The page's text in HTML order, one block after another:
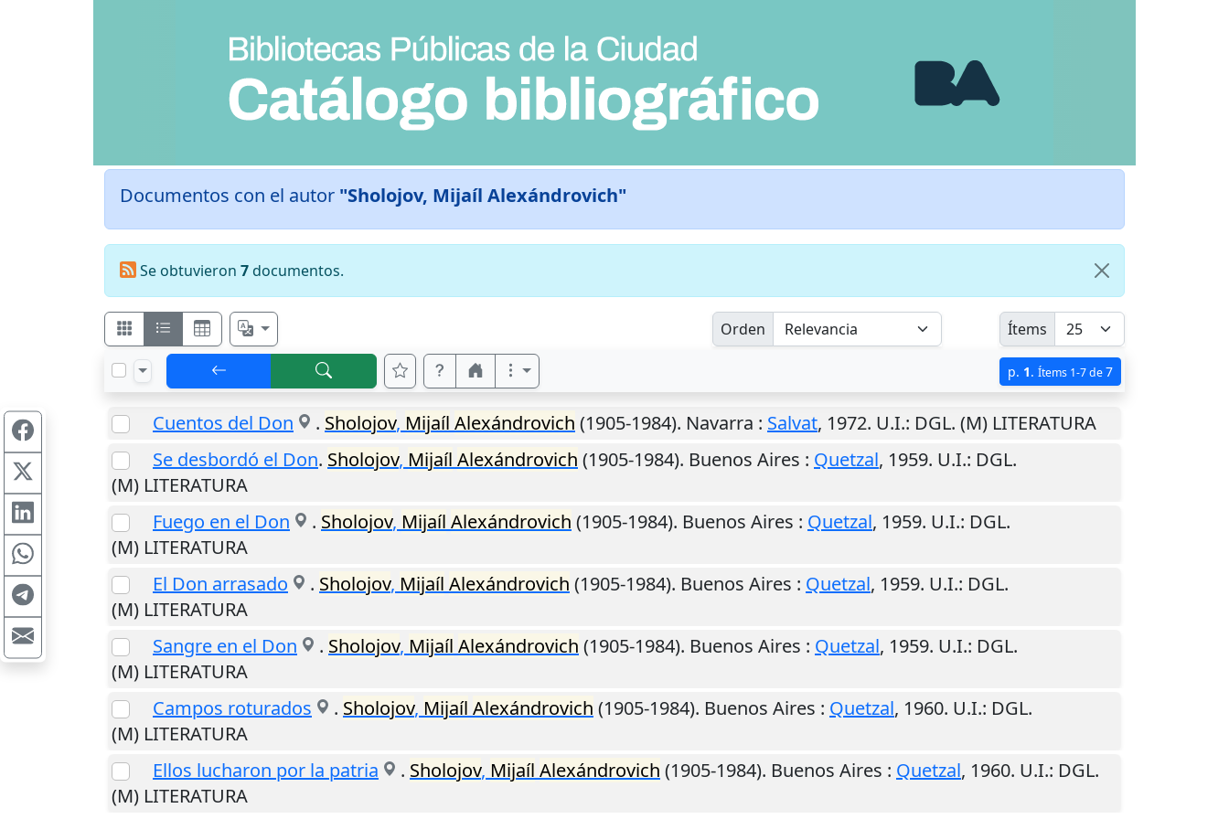
Documentos con el autor "Sholojov, Mijaíl Alexándrovich"
Se obtuvieron 7documentos.
Orden Ítems
p. 1. Ítems 1-7 de7
Cuentos del Don . Sholojov, Mijaíl Alexándrovich (1905-1984). Navarra : Salvat, 1972. U.I.: DGL. (M) LITERATURA
Se desbordó el Don. Sholojov, Mijaíl Alexándrovich (1905-1984). Buenos Aires : Quetzal, 1959. U.I.: DGL.
(M) LITERATURA
Fuego en el Don
. Sholojov, Mijaíl Alexándrovich (1905-1984). Buenos Aires : Quetzal, 1959. U.I.: DGL.
(M) LITERATURA
El Don arrasado
. Sholojov, Mijaíl Alexándrovich (1905-1984). Buenos Aires : Quetzal, 1959. U.I.: DGL.
(M) LITERATURA
Sangre en el Don
. Sholojov, Mijaíl Alexándrovich (1905-1984). Buenos Aires : Quetzal, 1959. U.I.: DGL.
(M) LITERATURA
Campos roturados
. Sholojov, Mijaíl Alexándrovich (1905-1984). Buenos Aires : Quetzal, 1960. U.I.: DGL.
(M) LITERATURA
Ellos lucharon por la patria
. Sholojov, Mijaíl Alexándrovich (1905-1984). Buenos Aires : Quetzal, 1960. U.I.: DGL.
(M) LITERATURA